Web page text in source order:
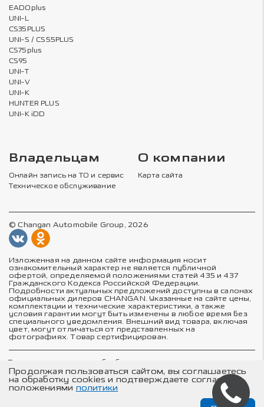
EADOplus
UNI-L
CS35PLUS
UNI-S / CS55PLUS
CS75plus
CS95
UNI-T
UNI-V
UNI-K
HUNTER PLUS
UNI-K iDD
Владельцам
Онлайн запись на ТО и сервис
Техническое обслуживание
О компании
Карта сайта
© Changan Automobile Group, 2026
Изложенная на данном сайте информация носит
ознакомительный характер не является публичной
офертой, определяемой положениями статей 435 и 437
Гражданского Кодекса Российской Федерации.
Подробности актуальных предложений доступны в салонах
официальных дилеров CHANGAN. Указанные на сайте цены,
комплектации и технические характеристики, а также
условия гарантии могут быть изменены в любое время без
специального уведомления. Внешний вид товара, включая
цвет, могут отличаться от представленных на
фотографиях. Товар сертифицирован.
Политика в отношении обработки персональных данных
Политика конфиденциальности
Согласие на обработку персональных данных
Соглашение об использовании cookie-файлов
Продолжая пользоваться сайтом, вы соглашаетесь
на обработку cookies и подтверждаете согласие с
положениями политики